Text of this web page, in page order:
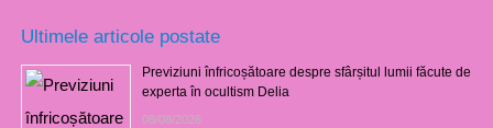
Ultimele articole postate
Previziuni înfricoșătoare despre sfârșitul lumii făcute de
experta în ocultism Delia
08/08/2026